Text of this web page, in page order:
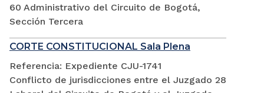
60 Administrativo del Circuito de Bogotá,
Sección Tercera
CORTE CONSTITUCIONAL Sala Plena
Referencia: Expediente CJU-1741
Conflicto de jurisdicciones entre el Juzgado 28